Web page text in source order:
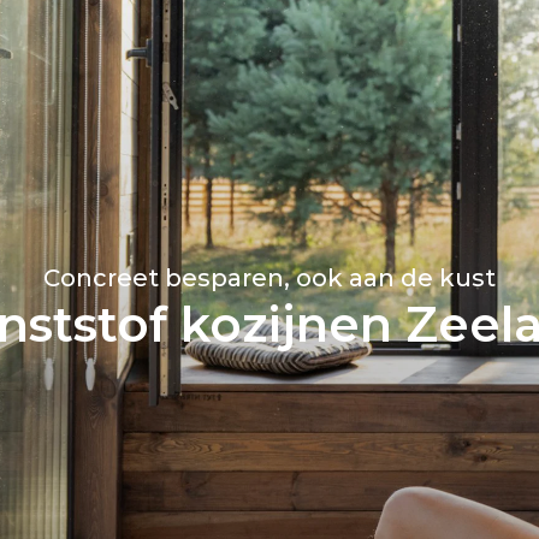
Concreet besparen, ook aan de kust
kozijnen